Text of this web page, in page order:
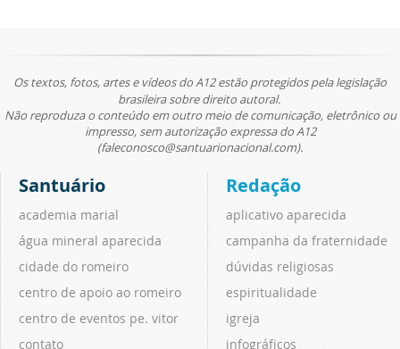
Os textos, fotos, artes e vídeos do A12 estão protegidos pela legislação
brasileira sobre direito autoral.
Não reproduza o conteúdo em outro meio de comunicação, eletrônico ou
impresso, sem autorização expressa do A12
(faleconosco@santuarionacional.com).
Santuário
academia marial
água mineral aparecida
cidade do romeiro
centro de apoio ao romeiro
centro de eventos pe. vitor
contato
Redação
aplicativo aparecida
campanha da fraternidade
dúvidas religiosas
espiritualidade
igreja
infográficos